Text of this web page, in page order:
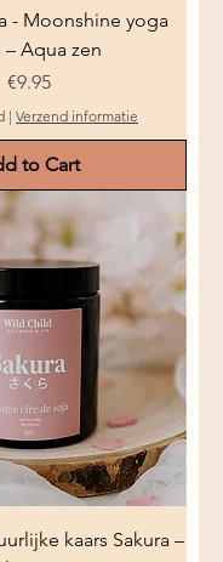
- Moonshine yoga
– Aqua zen
Price
€9.95
| Verzend informatie
to Cart
kaars Sakura –